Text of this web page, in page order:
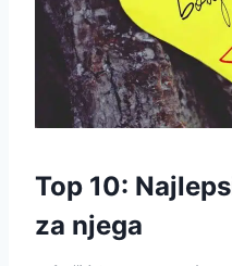
Top 10:
za njega